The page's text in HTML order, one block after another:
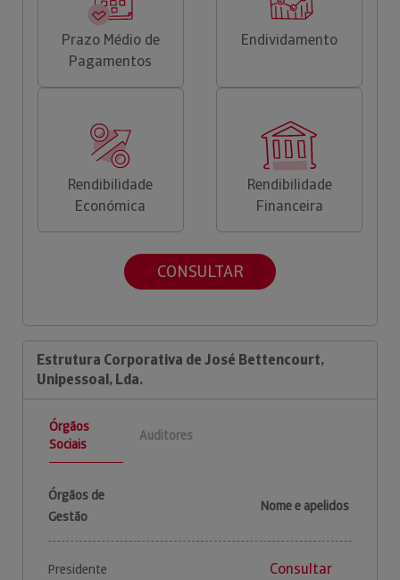
Prazo Médio de
Pagamentos
Endividamento
Rendibilidade
Económica
Rendibilidade
Financeira
CONSULTAR
Estrutura Corporativa de José Bettencourt,
Unipessoal, Lda.
Órgãos
Sociais
Auditores
Órgãos de
Gestão
Nome e apelidos
Presidente Consultar